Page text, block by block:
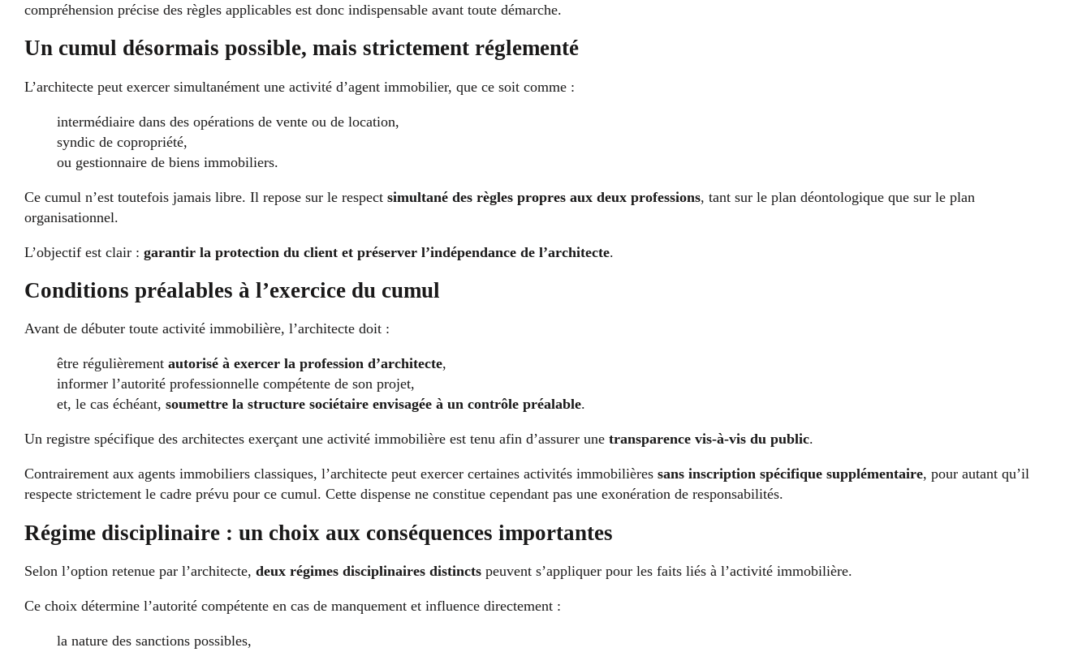
compréhension précise des règles applicables est donc indispensable avant toute démarche.
Un cumul désormais possible, mais strictement réglementé
L’architecte peut exercer simultanément une activité d’agent immobilier, que ce soit comme :
intermédiaire dans des opérations de vente ou de location,
syndic de copropriété,
ou gestionnaire de biens immobiliers.
Ce cumul n’est toutefois jamais libre. Il repose sur le respect simultané des règles propres aux deux professions, tant sur le plan déontologique que sur le plan
organisationnel.
L’objectif est clair : garantir la protection du client et préserver l’indépendance de l’architecte.
Conditions préalables à l’exercice du cumul
Avant de débuter toute activité immobilière, l’architecte doit :
être régulièrement autorisé à exercer la profession d’architecte,
informer l’autorité professionnelle compétente de son projet,
et, le cas échéant, soumettre la structure sociétaire envisagée à un contrôle préalable.
Un registre spécifique des architectes exerçant une activité immobilière est tenu afin d’assurer une transparence vis-à-vis du public.
Contrairement aux agents immobiliers classiques, l’architecte peut exercer certaines activités immobilières sans inscription spécifique supplémentaire, pour autant qu’il
respecte strictement le cadre prévu pour ce cumul. Cette dispense ne constitue cependant pas une exonération de responsabilités.
Régime disciplinaire : un choix aux conséquences importantes
Selon l’option retenue par l’architecte, deux régimes disciplinaires distincts peuvent s’appliquer pour les faits liés à l’activité immobilière.
Ce choix détermine l’autorité compétente en cas de manquement et influence directement :
la nature des sanctions possibles,